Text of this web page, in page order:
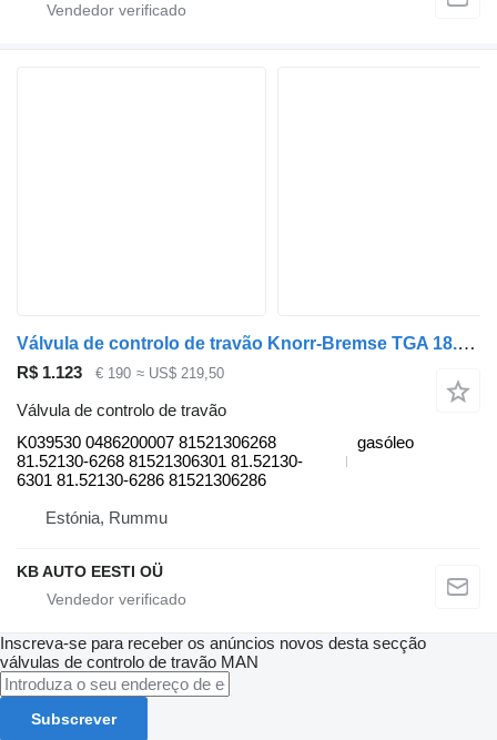
Válvula de controlo de travão Knorr-Bremse TGA 18.440 (01.00-) K039530 para camião MAN 4-series, TGA (1993-2009)
R$ 1.123 € 190 ≈ US$ 219,50
Válvula de controlo de travão
K039530 0486200007 81521306268
81.52130-6268 81521306301 81.52130-
6301 81.52130-6286 81521306286
gasóleo
Estónia, Rummu
KB AUTO EESTI OÜ
Inscreva-se para receber os anúncios novos desta secção
válvulas de controlo de travão MAN
Subscrever